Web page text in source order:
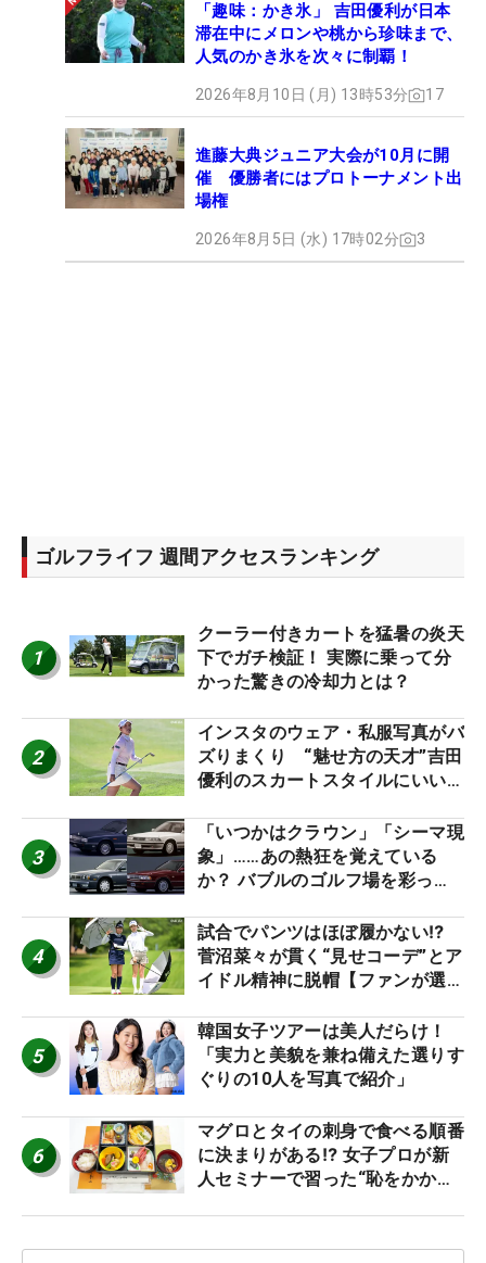
「趣味：かき氷」 吉田優利が日本
滞在中にメロンや桃から珍味まで、
人気のかき氷を次々に制覇！
2026年8月10日 (月) 13時53分 17
進藤大典ジュニア大会が10月に開
催 優勝者にはプロトーナメント出
場権
2026年8月5日 (水) 17時02分 3
ゴルフライフ 週間アクセスランキング
1
クーラー付きカートを猛暑の炎天
下でガチ検証！ 実際に乗って分
かった驚きの冷却力とは？
2
インスタのウェア・私服写真がバ
ズりまくり “魅せ方の天才”吉田
優利のスカートスタイルにいい
3
「いつかはクラウン」「シーマ現
象」……あの熱狂を覚えている
か？ バブルのゴルフ場を彩った
4
試合でパンツはほぼ履かない⁉
菅沼菜々が貫く“見せコーデ”とア
イドル精神に脱帽【ファンが選ぶ
5
韓国女子ツアーは美人だらけ！
「実力と美貌を兼ね備えた選りす
ぐりの10人を写真で紹介」
6
マグロとタイの刺身で食べる順番
に決まりがある⁉ 女子プロが新
人セミナーで習った“恥をかかな